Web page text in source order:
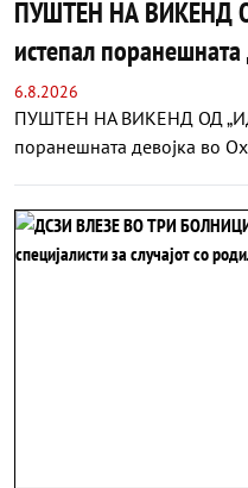
ПУШТЕН НА ВИКЕНД
истепал
6.8.2026
ПУШТЕН НА ВИКЕНД ОД
поранешната девојка во